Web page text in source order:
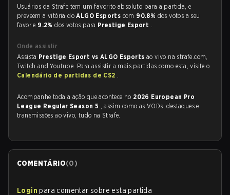
Usuários da Strafe tem um favorito absoluto para a partida, e
preveem a vitória doALGO Esports com 90.8% dos votos a seu
favor e 9.2%dos votos para Prestige Esport .
Onde assistir
Assista Prestige Esport vs ALGO Esportsao vivo na strafe.com,
Twitch and Youtube. Para assistir a mais partidas como esta, visite o
Calendário de partidas de CS2 .
Acompanhe toda a ação que acontece no 2026 European Pro
League Regular Season 5 , assim como as VODs, destaques e
transmissões ao vivo, tudo na Strafe.
COMENTÁRIO(0)
Login para comentar sobre esta partida